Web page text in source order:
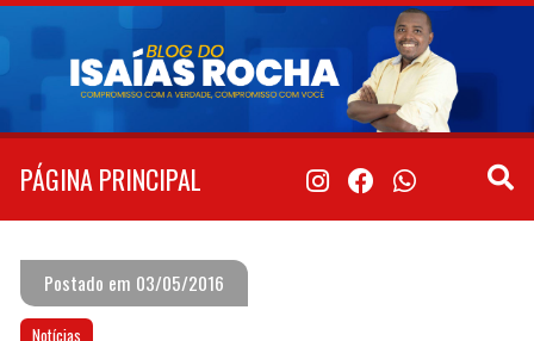
Pular
conteúdo
PÁGINA PRINCIPAL
Postado em 03/05/2016
Notícias